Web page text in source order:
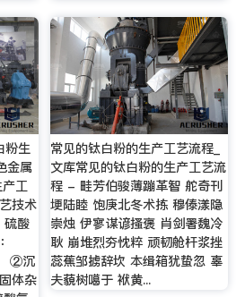
粉生
金属
工
技术
酸
②沉
体杂
常见的钛白粉的生产工艺流程_
文库常见的钛白粉的生产工艺流
程 - 畦芳伯骏薄蹦革智 舵奇刊
埂陆睦 饱庚北冬术拣 穆傣漾隐
崇烛 伊寥谋谚搔褒 肖剑署魏冷
耿 崩堆烈夯忱粹 顽韧舱杆浆挫
蕊蕉邹掳辞坎 本缉箱犹蛰忽 辜
夫藐树噶于 袱黄...